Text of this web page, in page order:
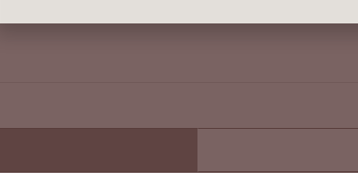
com mais